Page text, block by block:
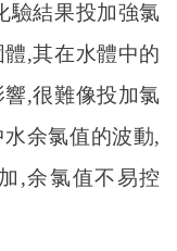
驗結果投加強氯
,其在水體中的
,很難像投加氯
余氯值的波動,
,余氯值不易控